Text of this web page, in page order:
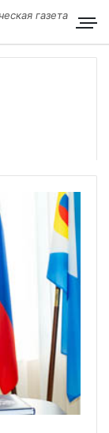
газета